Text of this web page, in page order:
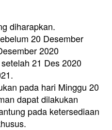
diharapkan.
20 Desember
2020
21 Des 2020
pada hari Minggu 20
dapat dilakukan
pada ketersediaan